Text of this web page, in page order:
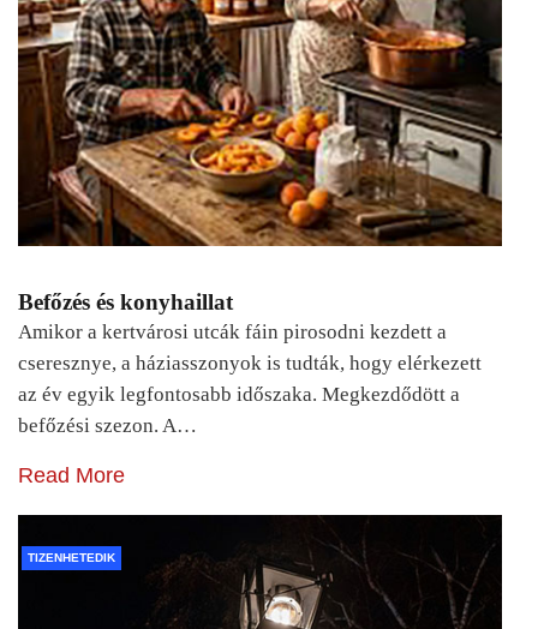
Befőzés és konyhaillat
Amikor a kertvárosi utcák fáin pirosodni kezdett a
cseresznye, a háziasszonyok is tudták, hogy elérkezett
az év egyik legfontosabb időszaka. Megkezdődött a
befőzési szezon. A…
Read More
TIZENHETEDIK